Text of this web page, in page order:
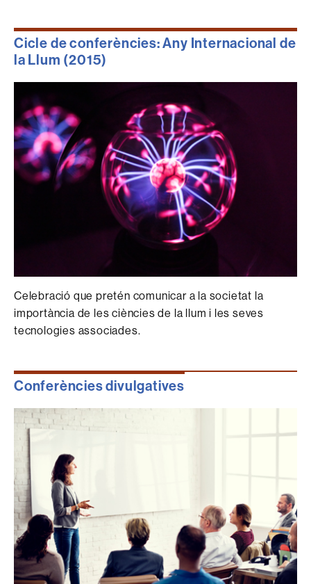
Cicle de conferències: Any Internacional de
la Llum (2015)
Celebració que pretén comunicar a la societat la
importància de les ciències de la llum i les seves
tecnologies associades.
Conferències divulgatives